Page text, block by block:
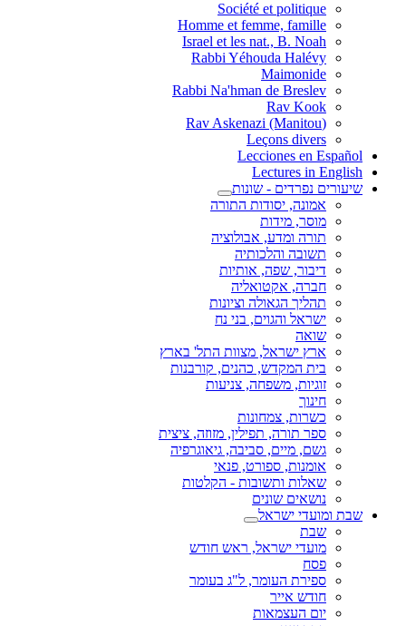
Société et politique
Homme et femme, famille
Israel et les nat., B. Noah
Rabbi Yéhouda Halévy
Maimonide
Rabbi Na'hman de Breslev
Rav Kook
(Rav Askenazi (Manitou
Leçons divers
Lecciones en Español
Lectures in English
שיעורים נפרדים - שונות
אמונה, יסודות התורה
מוסר, מידות
תורה ומדע, אבולוציה
תשובה והלכותיה
דיבור, שפה, אותיות
חברה, אקטואליה
תהליך הגאולה וציונות
ישראל והגוים, בני נח
שואה
ארץ ישראל, מצוות התל' בארץ
בית המקדש, כהנים, קורבנות
זוגיות, משפחה, צניעות
חינוך
כשרות, צמחונות
ספר תורה, תפילין, מזוזה, ציצית
גשם, מיים, סביבה, גיאוגרפיה
אומנות, ספורט, פנאי
שאלות ותשובות - הקלטות
נושאים שונים
שבת ומועדי ישראל
שבת
מועדי ישראל, ראש חודש
פסח
ספירת העומר, ל"ג בעומר
חודש אייר
יום העצמאות